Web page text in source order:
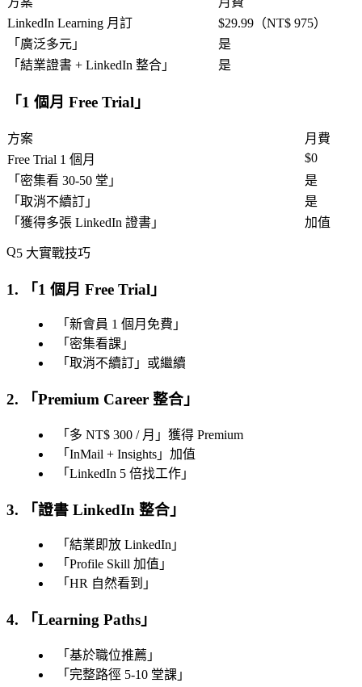
LinkedIn Learning 月訂
$29.99（NT$ 975）
「 廣泛多元 」
是
「 結業證書 + LinkedIn 整合 」 是
「 1 個月 Free Trial 」
方案
月費
Free Trial 1 個月
$0
「 密集看 30-50 堂 」
是
「 取消不續訂 」
是
「 獲得多張 LinkedIn 證書 」 加值
5 大實戰技巧
1. 「1 個月 Free Trial 」
「 新會員 1 個月免費 」
「 密集看課 」
「 取消不續訂 」或繼續
2. 「Premium Career 整合 」
「 多 NT$ 300 / 月 」獲得 Premium
「 InMail + Insights 」加值
「 LinkedIn 5 倍找工作 」
3. 「證書 LinkedIn 整合 」
「 結業即放 LinkedIn 」
「 Profile Skill 加值 」
「 HR 自然看到 」
4. 「Learning Paths 」
「 基於職位推薦 」
「 完整路徑 5-10 堂課 」